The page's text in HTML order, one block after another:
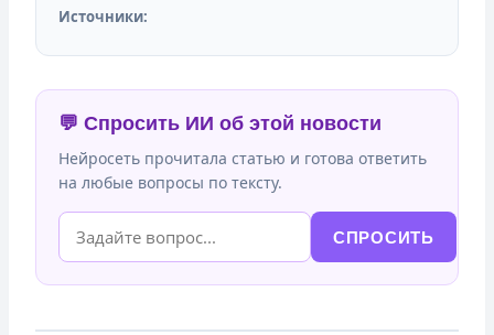
Источники:
💬 Спросить ИИ об этой новости
Нейросеть прочитала статью и готова ответить
на любые вопросы по тексту.
СПРОСИТЬ